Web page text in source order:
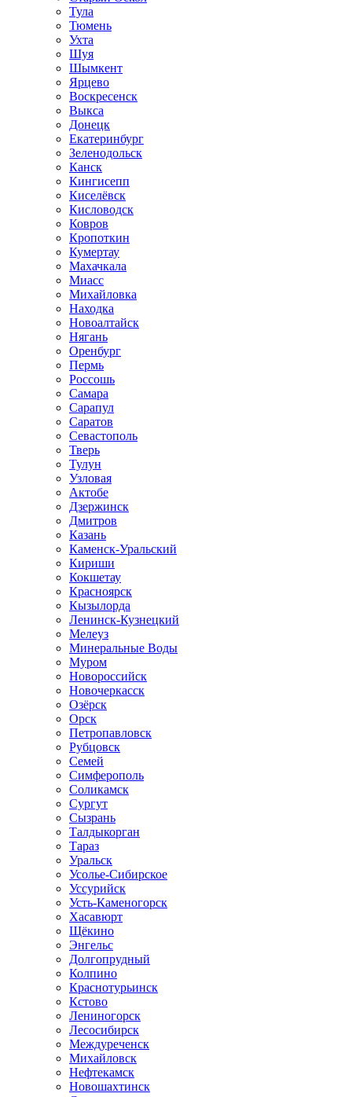
Тула
Тюмень
Ухта
Шуя
Шымкент
Ярцево
Воскресенск
Выкса
Донецк
Екатеринбург
Зеленодольск
Канск
Кингисепп
Киселёвск
Кисловодск
Ковров
Кропоткин
Кумертау
Махачкала
Миасс
Михайловка
Находка
Новоалтайск
Нягань
Оренбург
Пермь
Россошь
Самара
Сарапул
Саратов
Севастополь
Тверь
Тулун
Узловая
Актобе
Дзержинск
Дмитров
Казань
Каменск-Уральский
Кириши
Кокшетау
Красноярск
Кызылорда
Ленинск-Кузнецкий
Мелеуз
Минеральные Воды
Муром
Новороссийск
Новочеркасск
Озёрск
Орск
Петропавловск
Рубцовск
Семей
Симферополь
Соликамск
Сургут
Сызрань
Талдыкорган
Тараз
Уральск
Усолье-Сибирское
Уссурийск
Усть-Каменогорск
Хасавюрт
Щёкино
Энгельс
Долгопрудный
Колпино
Краснотурьинск
Кстово
Лениногорск
Лесосибирск
Междуреченск
Михайловск
Нефтекамск
Новошахтинск